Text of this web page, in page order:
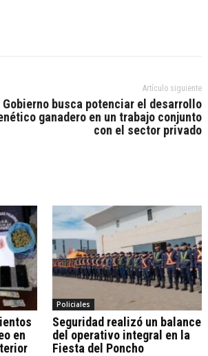
Artículo siguiente
Gobierno busca potenciar el desarrollo
ganadero en un trabajo conjunto
con el sector privado
en
Policiales
Seguridad realizó un balance
del operativo integral en la
Fiesta del Poncho